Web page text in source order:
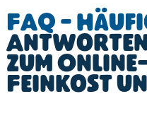
FAQ -
zum
Feinkost